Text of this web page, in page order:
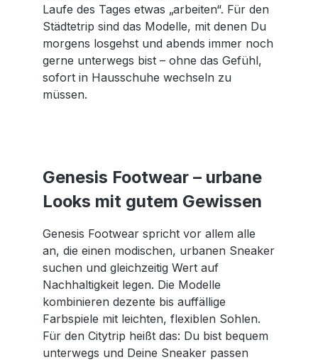
Laufe des Tages etwas „arbeiten“. Für den
Städtetrip sind das Modelle, mit denen Du
morgens losgehst und abends immer noch
gerne unterwegs bist – ohne das Gefühl,
sofort in Hausschuhe wechseln zu
müssen.
Genesis Footwear – urbane
Looks mit gutem Gewissen
Genesis Footwear spricht vor allem alle
an, die einen modischen, urbanen Sneaker
suchen und gleichzeitig Wert auf
Nachhaltigkeit legen. Die Modelle
kombinieren dezente bis auffällige
Farbspiele mit leichten, flexiblen Sohlen.
Für den Citytrip heißt das: Du bist bequem
unterwegs und Deine Sneaker passen